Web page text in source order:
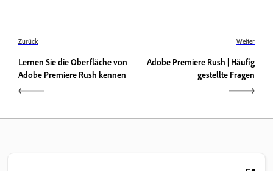
Zurück
Lernen Sie die Oberfläche von
Adobe Premiere Rush kennen
Weiter
Adobe Premiere Rush | Häufig
gestellte Fragen